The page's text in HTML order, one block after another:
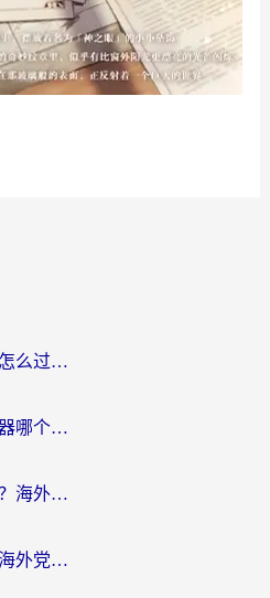
无畏契约海外加速器测评怎么过？海外玩家亲测实用指南（附小众技巧）
在国外决战！平安京加速器哪个好用一点？老玩家亲测番茄加速器全解析
加拿大怎么玩欢乐斗地主？海外党国服游戏加速终极指南（附绝地求生未来之役300英雄实测）
在欧洲玩新寻仙总卡顿？海外党必看的国服游戏加速全攻略